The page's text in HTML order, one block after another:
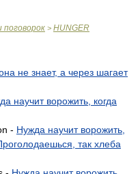
поговорок > HUNGER
не знает, а через шагает
научит ворожить, когда
- Нужда научит ворожить,
так хлеба